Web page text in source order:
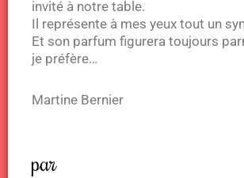
invité à notre table.
Il représente à mes yeux tout un
Et son parfum figurera toujours
je préfère…
Martine Bernier
par